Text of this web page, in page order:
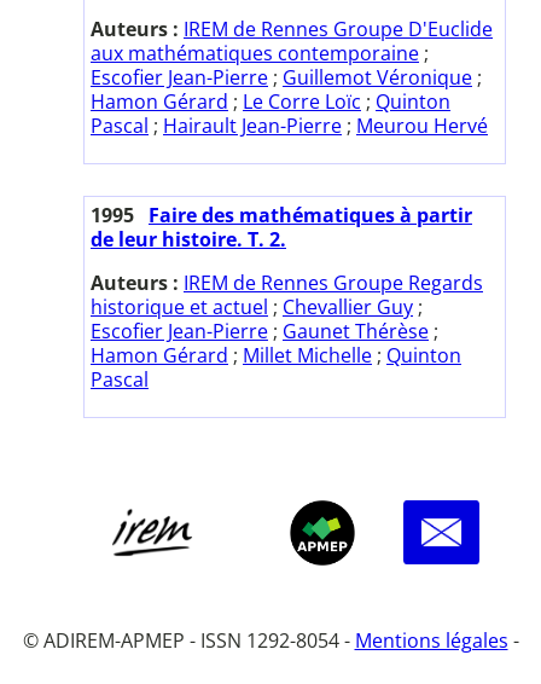
Auteurs : IREM de Rennes Groupe D'Euclide
aux mathématiques contemporaine ;
Escofier Jean-Pierre ; Guillemot Véronique ;
Hamon Gérard ; Le Corre Loïc ; Quinton
Pascal ; Hairault Jean-Pierre ; Meurou Hervé
1995 Faire des mathématiques à partir
de leur histoire. T. 2.
Auteurs : IREM de Rennes Groupe Regards
historique et actuel ; Chevallier Guy ;
Escofier Jean-Pierre ; Gaunet Thérèse ;
Hamon Gérard ; Millet Michelle ; Quinton
Pascal
© ADIREM-APMEP - ISSN 1292-8054 - Mentions légales -